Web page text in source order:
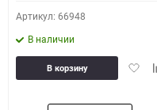
Артикул: 66948
В наличии
В корзину